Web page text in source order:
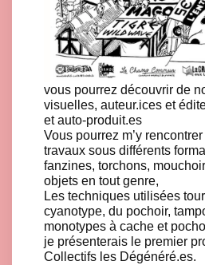
vous pourrez découvrir de
visuelles, auteur.ices et
et auto-produit.es
Vous pourrez m’y
travaux sous différents
fanzines, torchons,
objets en tout genre,
Les techniques utilisées
cyanotype, du pochoir,
monotypes à cache et
je présenterais le premier
Collectifs les Dégénéré.es.